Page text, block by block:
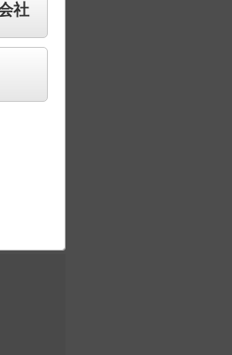
えた商
社